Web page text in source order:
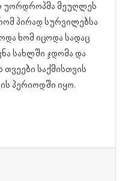
უორდროპმა მეუღლეს
პირად სურვილებსა
ხომ იცოდა სადაც
სახლში ჯდომა და
თვეები საქმისთვის
პერიოდში იყო.